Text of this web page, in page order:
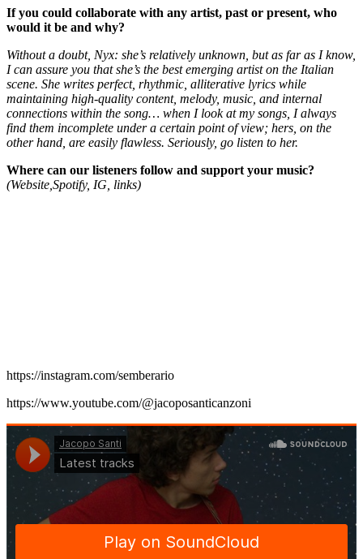
If you could collaborate with any artist, past or present, who
would it be and why?
Without a doubt, Nyx: she’s relatively unknown, but as far as I know,
I can assure you that she’s the best emerging artist on the Italian
scene. She writes perfect, rhythmic, alliterative lyrics while
maintaining high-quality content, melody, music, and internal
connections within the song… when I look at my songs, I always
find them incomplete under a certain point of view; hers, on the
other hand, are easily flawless. Seriously, go listen to her.
Where can our listeners follow and support your music?
(Website,Spotify, IG, links)
https://instagram.com/semberario
https://www.youtube.com/@jacoposanticanzoni